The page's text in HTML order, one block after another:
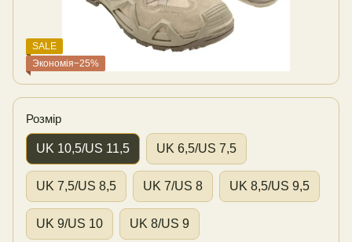
SALE
Экономія−25%
Розмір
UK 10,5/US 11,5 UK 6,5/US 7,5
UK 7,5/US 8,5 UK 7/US 8 UK 8,5/US 9,5
UK 9/US 10 UK 8/US 9